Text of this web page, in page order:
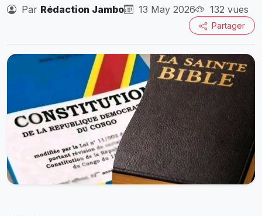
Par Rédaction Jambo 13 May 2026 132 vues
Partager